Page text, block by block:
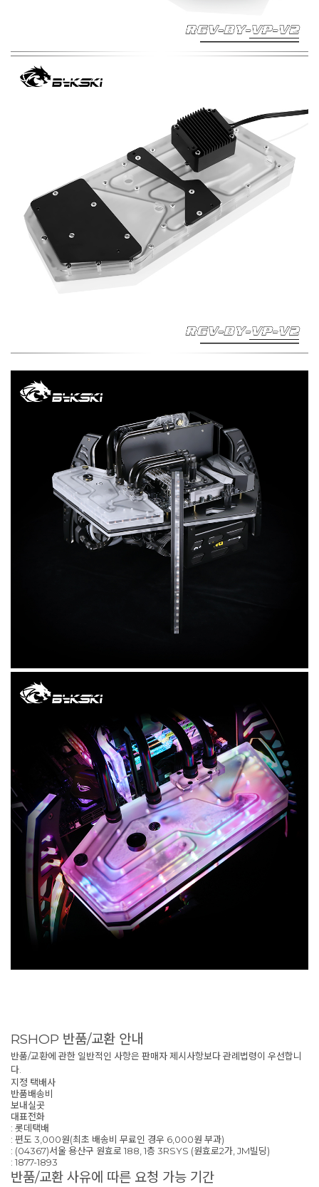
RSHOP 반품/교환 안내
반품/교환에 관한 일반적인 사항은 판매자 제시사항보다 관례법령이 우선합니
다.
지정 택배사
반품배송비
보내실곳
대표전화
: 롯데택배
: 편도 3,000원(최초 배송비 무료인 경우 6,000원 부과)
: (04367)서울 용산구 원효로 188, 1층 3RSYS (원효로2가, JM빌딩)
: 1877-1893
반품/교환 사유에 따른 요청 가능 기간